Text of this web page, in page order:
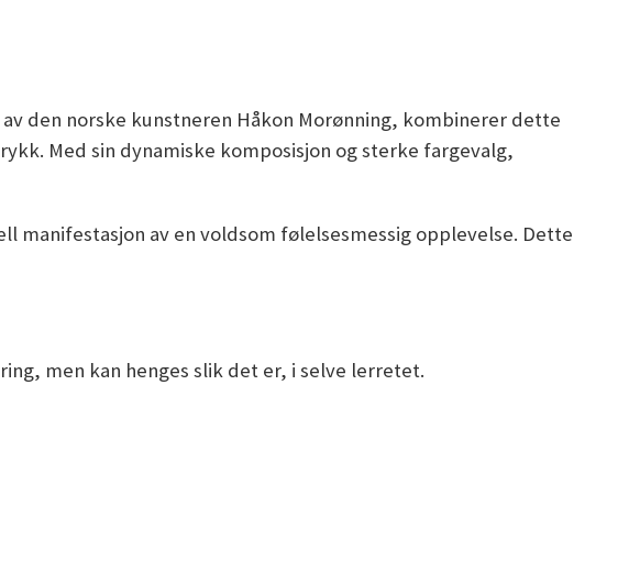
den norske kunstneren Håkon Morønning, kombinerer dette
Med sin dynamiske komposisjon og sterke fargevalg,
av en voldsom følelsesmessig opplevelse. Dette
men kan henges slik det er, i selve lerretet.